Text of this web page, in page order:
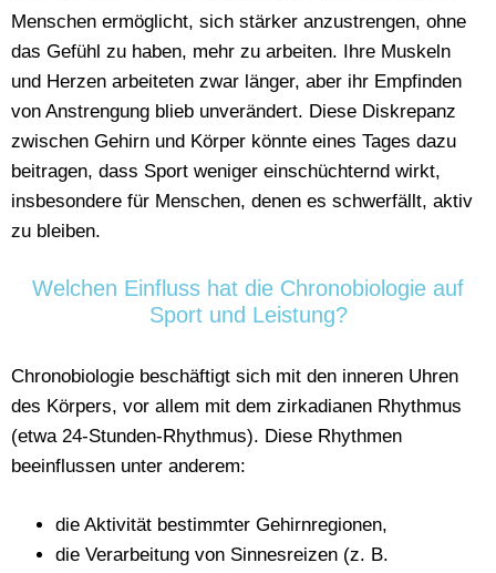
Menschen ermöglicht, sich stärker anzustrengen, ohne
das Gefühl zu haben, mehr zu arbeiten. Ihre Muskeln
und Herzen arbeiteten zwar länger, aber ihr Empfinden
von Anstrengung blieb unverändert. Diese Diskrepanz
zwischen Gehirn und Körper könnte eines Tages dazu
beitragen, dass Sport weniger einschüchternd wirkt,
insbesondere für Menschen, denen es schwerfällt, aktiv
zu bleiben.
Welchen Einfluss hat die Chronobiologie auf
Sport und Leistung?
Chronobiologie beschäftigt sich mit den inneren Uhren
des Körpers, vor allem mit dem zirkadianen Rhythmus
(etwa 24-Stunden-Rhythmus). Diese Rhythmen
beeinflussen unter anderem:
die Aktivität bestimmter Gehirnregionen,
die Verarbeitung von Sinnesreizen (z. B.